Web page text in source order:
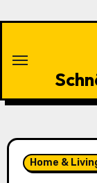
Home &